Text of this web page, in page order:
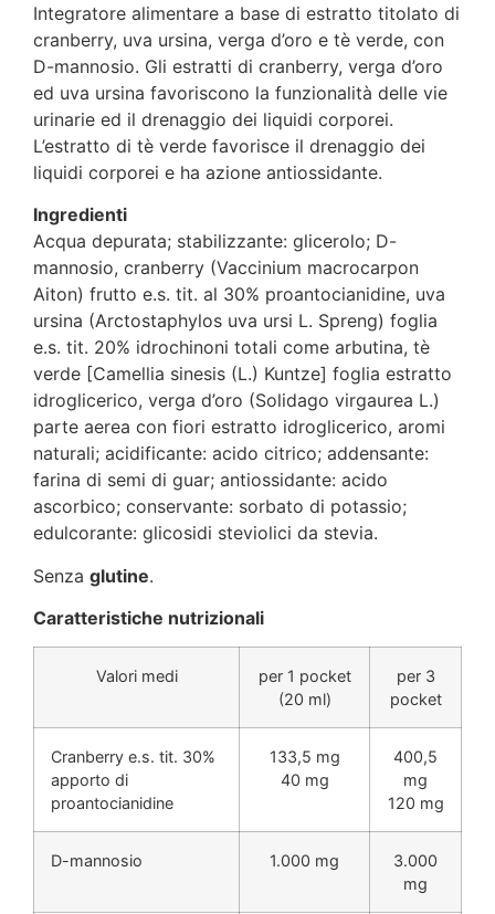
Integratore alimentare a base di estratto titolato di
cranberry, uva ursina, verga d’oro e tè verde, con
D-mannosio. Gli estratti di cranberry, verga d’oro
ed uva ursina favoriscono la funzionalità delle vie
urinarie ed il drenaggio dei liquidi corporei.
L’estratto di tè verde favorisce il drenaggio dei
liquidi corporei e ha azione antiossidante.
Ingredienti
Acqua depurata; stabilizzante: glicerolo; D-
mannosio, cranberry (Vaccinium macrocarpon
Aiton) frutto e.s. tit. al 30% proantocianidine, uva
ursina (Arctostaphylos uva ursi L. Spreng) foglia
e.s. tit. 20% idrochinoni totali come arbutina, tè
verde [Camellia sinesis (L.) Kuntze] foglia estratto
idroglicerico, verga d’oro (Solidago virgaurea L.)
parte aerea con fiori estratto idroglicerico, aromi
naturali; acidificante: acido citrico; addensante:
farina di semi di guar; antiossidante: acido
ascorbico; conservante: sorbato di potassio;
edulcorante: glicosidi steviolici da stevia.
Senza glutine.
Caratteristiche nutrizionali
Valori medi
per 1 pocket
(20 ml)
per 3
pocket
Cranberry e.s. tit. 30%
apporto di
proantocianidine
133,5 mg
40 mg
400,5
mg
120 mg
D-mannosio 1.000 mg
3.000
mg